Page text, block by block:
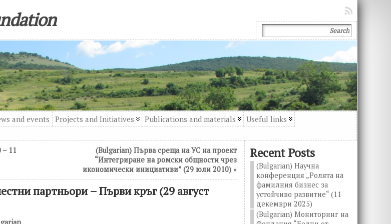
and events Projects and Initiatives Publications and materials
Useful links
11
(Bulgarian) Първа среща на УС на проект
“Интегриране на ромски общности чрез
икономически инициативи” (29 юли 2010) »
партньори – Първи кръг (29 август
Recent Posts
(Bulgarian) Научна
конференция „Ролята на
фамилния бизнес за
устойчиво развитие“ (11
декември 2025)
(Bulgarian) Мониторинг на